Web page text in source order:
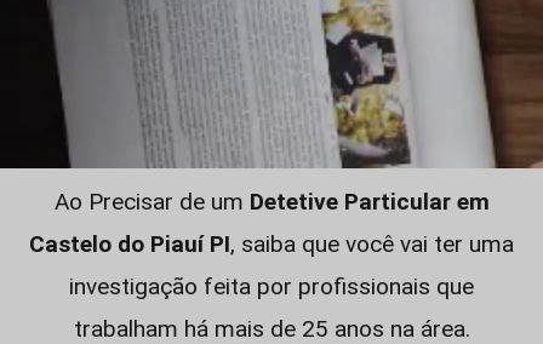
Ao Precisar de um Detetive Particular em
Castelo do Piauí PI, saiba que você vai ter uma
investigação feita por profissionais que
trabalham há mais de 25 anos na área.